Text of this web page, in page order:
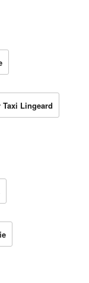
Taxi Lingeard